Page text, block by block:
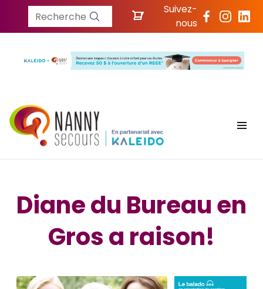
Recherche
Suivez-
nous
Diane du Bureau en
Gros a raison!